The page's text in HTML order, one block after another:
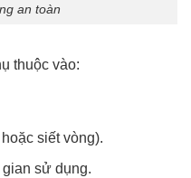
an toàn
thuộc vào:
siết vòng).
sử dụng.